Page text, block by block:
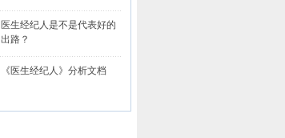
医生经纪人是不是代表好的
出路？
《医生经纪人》分析文档